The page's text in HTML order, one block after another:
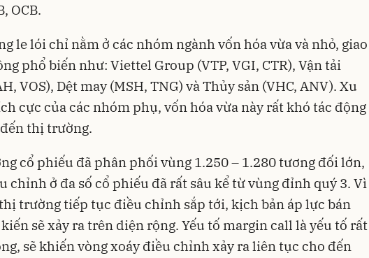
OCB.
le lói chỉ nằm ở các nhóm ngành vốn hóa vừa và nhỏ, giao
phổ biến như: Viettel Group (VTP, VGI, CTR), Vận tải
VOS), Dệt may (MSH, TNG) và Thủy sản (VHC, ANV). Xu
cực của các nhóm phụ, vốn hóa vừa này rất khó tác động
thị trường.
cổ phiếu đã phân phối vùng 1.250 – 1.280 tương đối lớn,
chỉnh ở đa số cổ phiếu đã rất sâu kể từ vùng đỉnh quý 3. Vì
trường tiếp tục điều chỉnh sắp tới, kịch bản áp lực bán
sẽ xảy ra trên diện rộng. Yếu tố margin call là yếu tố rất
sẽ khiến vòng xoáy điều chỉnh xảy ra liên tục cho đến